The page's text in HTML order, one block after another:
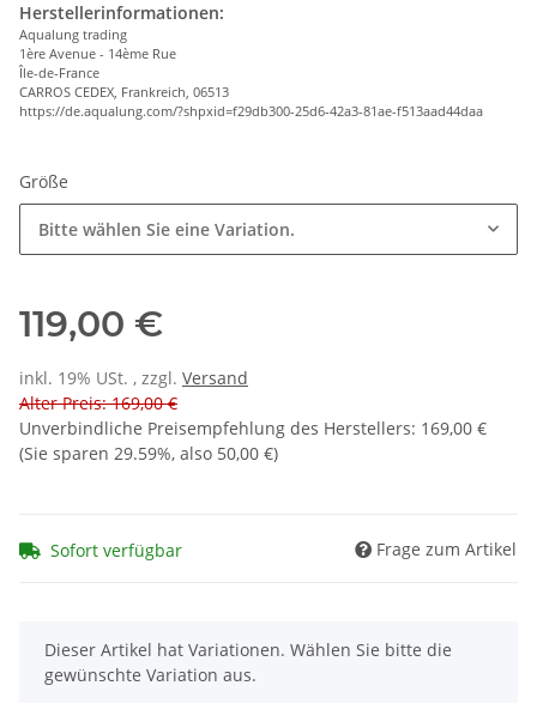
Herstellerinformationen:
Aqualung trading
1ère Avenue - 14ème Rue
Île-de-France
CARROS CEDEX, Frankreich, 06513
https://de.aqualung.com/?shpxid=f29db300-25d6-42a3-81ae-f513aad44daa
Größe
Bitte wählen Sie eine Variation.
119,00 €
inkl. 19% USt. , zzgl. Versand
Alter Preis: 169,00 €
Unverbindliche Preisempfehlung des Herstellers: 169,00 €
(Sie sparen 29.59%, also 50,00 €)
Sofort verfügbar Frage zum Artikel
x
Dieser Artikel hat Variationen. Wählen Sie bitte die
gewünschte Variation aus.